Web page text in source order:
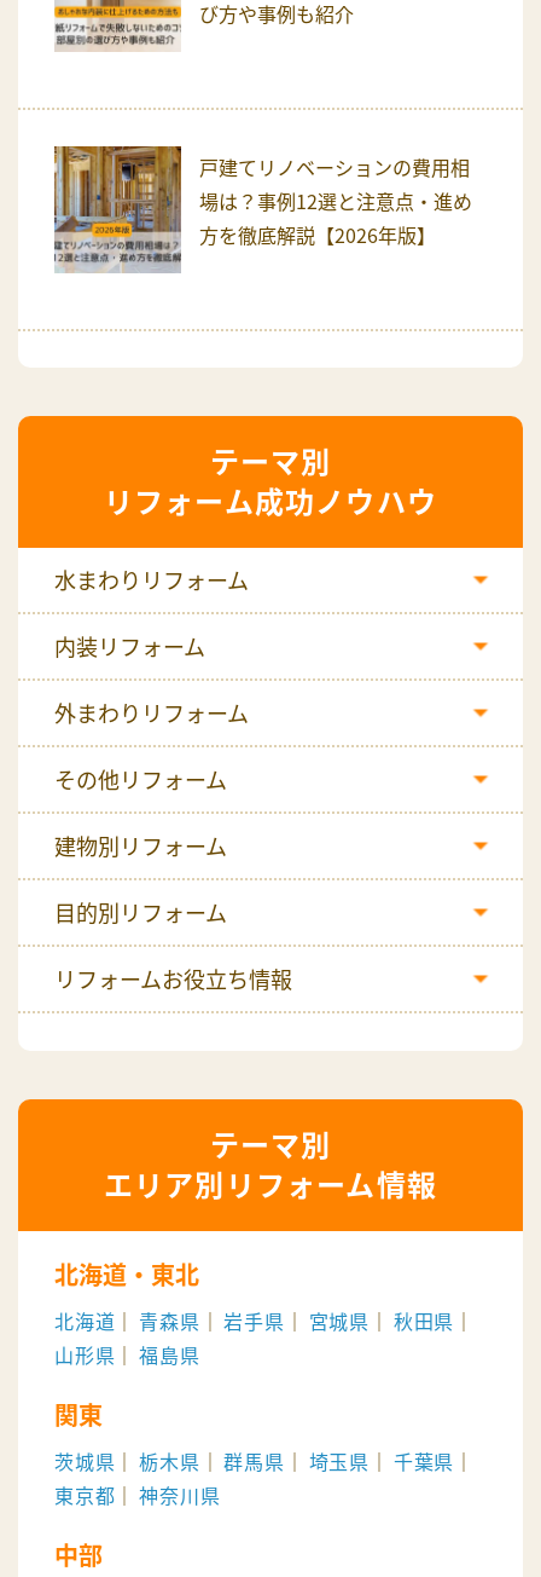
び方や事例も紹介
戸建てリノベーションの費用相
場は？事例12選と注意点・進め
方を徹底解説【2026年版】
リフォーム成功ノウハウ
水まわりリフォーム
内装リフォーム
外まわりリフォーム
その他リフォーム
建物別リフォーム
目的別リフォーム
リフォームお役立ち情報
エリア別リフォーム情報
北海道・東北
北海道 青森県 岩手県 宮城県
秋田県
山形県
福島県
関東
茨城県 栃木県 群馬県 埼玉県
千葉県
東京都
神奈川県
中部